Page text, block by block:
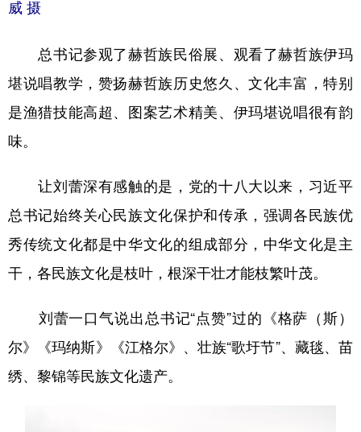
威 摄
总书记参观了赫哲族民俗展、观看了赫哲族伊玛
堪说唱教学，赞扬赫哲族历史悠久、文化丰富，特别
是渔猎技能高超、图案艺术精美、伊玛堪说唱很有韵
味。
让刘蕾深有感触的是，党的十八大以来，习近平
总书记始终关心民族文化保护和传承，强调各民族优
秀传统文化都是中华文化的组成部分，中华文化是主
干，各民族文化是枝叶，根深干壮才能枝繁叶茂。
刘蕾一口气说出总书记“点赞”过的《格萨（斯）
尔》《玛纳斯》《江格尔》、壮族“歌圩节”、藏毯、苗
绣、黎锦等民族文化遗产。